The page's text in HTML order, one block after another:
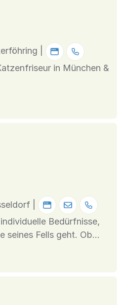
|
in München &
|
Bedürfnisse,
seines Fells geht. Ob
Langhaar oder
analysiere, was euer
der von der
und Krallenpfl...